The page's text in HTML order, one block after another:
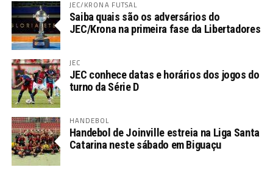
JEC/KRONA FUTSAL
Saiba quais são os adversários do
JEC/Krona na primeira fase da Libertadores
JEC
JEC conhece datas e horários dos jogos do
turno da Série D
HANDEBOL
Handebol de Joinville estreia na Liga Santa
Catarina neste sábado em Biguaçu